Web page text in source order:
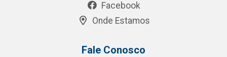
Facebook
Onde Estamos
Fale Conosco